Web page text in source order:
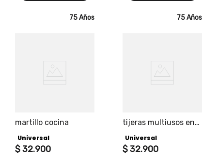
75 Años
martillo cocina
Universal
$32.900
75 Años
tijeras multiusos en
Universal
$32.900